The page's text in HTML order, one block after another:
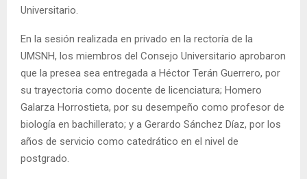
Universitario.
En la sesión realizada en privado en la rectoría de la
UMSNH, los miembros del Consejo Universitario aprobaron
que la presea sea entregada a Héctor Terán Guerrero, por
su trayectoria como docente de licenciatura; Homero
Galarza Horrostieta, por su desempeño como profesor de
biología en bachillerato; y a Gerardo Sánchez Díaz, por los
años de servicio como catedrático en el nivel de
postgrado.